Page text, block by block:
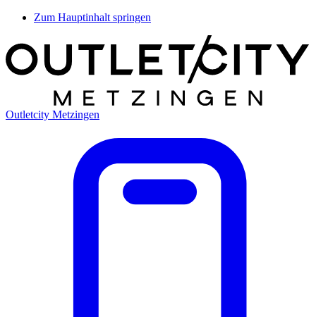
Zum Hauptinhalt springen
Outletcity Metzingen